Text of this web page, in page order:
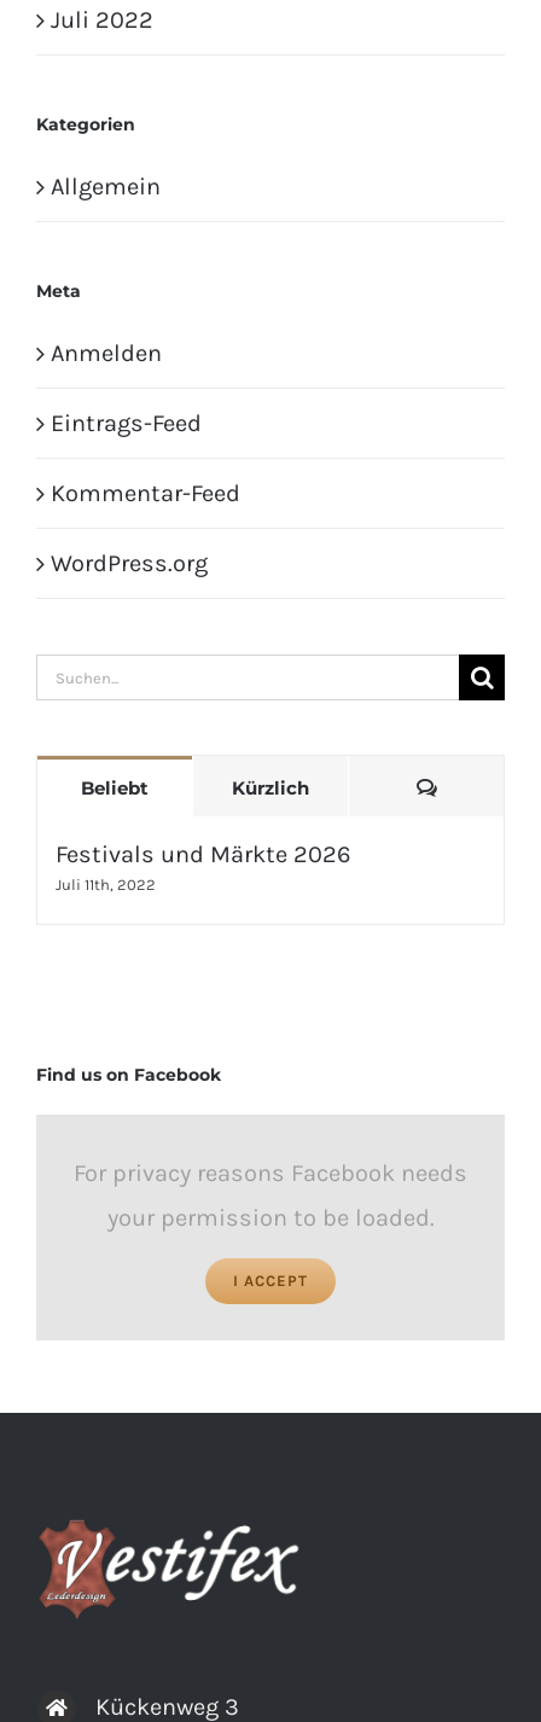
Juli 2022
Kategorien
Allgemein
Meta
Anmelden
Eintrags-Feed
Kommentar-Feed
WordPress.org
Suche
Beliebt Kürzlich
Festivals und Märkte 2026
Juli 11th, 2022
Find us on Facebook
For privacy reasons Facebook needs
your permission to be loaded.
I ACCEPT
Kückenweg 3